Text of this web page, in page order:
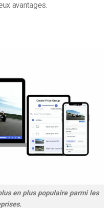
avantages.
en plus populaire parmi les